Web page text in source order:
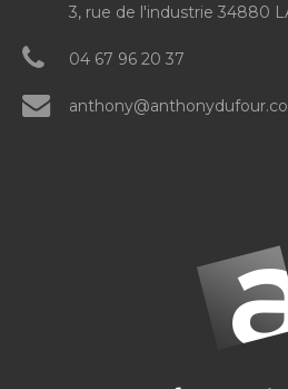
3, rue de l'industrie 34880
04 67 96 20 37